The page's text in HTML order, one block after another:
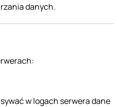
danych.
w logach serwera dane